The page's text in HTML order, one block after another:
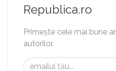
Republica.ro
Primește cele mai bune
autorilor.